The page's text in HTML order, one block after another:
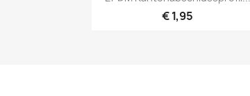
€ 1,95